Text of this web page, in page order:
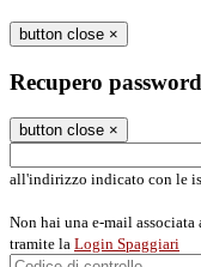
button close ×
Recupero password
button close ×
all'indirizzo indicato con le
Non hai una e-mail
tramite la Login Spaggiari